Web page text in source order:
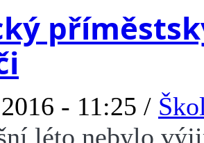
- 11:25 /
léto nebylo